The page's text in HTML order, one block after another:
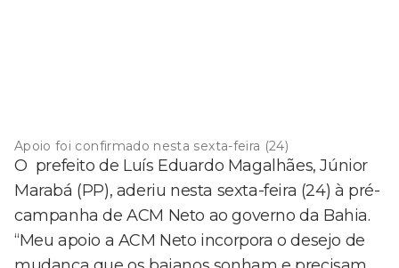
Apoio foi confirmado nesta sexta-feira (24)
O prefeito de Luís Eduardo Magalhães, Júnior
Marabá (PP), aderiu nesta sexta-feira (24) à pré-
campanha de ACM Neto ao governo da Bahia.
“Meu apoio a ACM Neto incorpora o desejo de